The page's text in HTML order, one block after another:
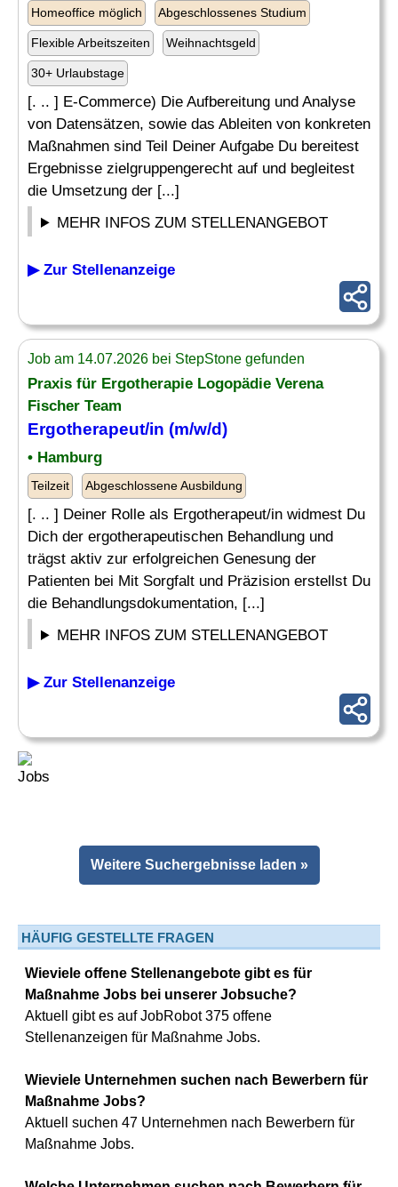
Homeoffice möglich Abgeschlossenes Studium
Flexible Arbeitszeiten Weihnachtsgeld
30+ Urlaubstage
[. .. ] E-Commerce) Die Aufbereitung und Analyse
von Datensätzen, sowie das Ableiten von konkreten
Maßnahmen sind Teil Deiner Aufgabe Du bereitest
Ergebnisse zielgruppengerecht auf und begleitest
die Umsetzung der [...]
MEHR INFOS ZUM STELLENANGEBOT
▶ Zur Stellenanzeige
Job am 14.07.2026 bei StepStone gefunden
Praxis für Ergotherapie Logopädie Verena
Fischer Team
Ergotherapeut/in (m/w/d)
• Hamburg
Teilzeit Abgeschlossene Ausbildung
[. .. ] Deiner Rolle als Ergotherapeut/in widmest Du
Dich der ergotherapeutischen Behandlung und
trägst aktiv zur erfolgreichen Genesung der
Patienten bei Mit Sorgfalt und Präzision erstellst Du
die Behandlungsdokumentation, [...]
MEHR INFOS ZUM STELLENANGEBOT
▶ Zur Stellenanzeige
Weitere Suchergebnisse laden »
HÄUFIG GESTELLTE FRAGEN
Wieviele offene Stellenangebote gibt es für
Maßnahme Jobs bei unserer Jobsuche?
Aktuell gibt es auf JobRobot 375 offene
Stellenanzeigen für Maßnahme Jobs.
Wieviele Unternehmen suchen nach Bewerbern für
Maßnahme Jobs?
Aktuell suchen 47 Unternehmen nach Bewerbern für
Maßnahme Jobs.